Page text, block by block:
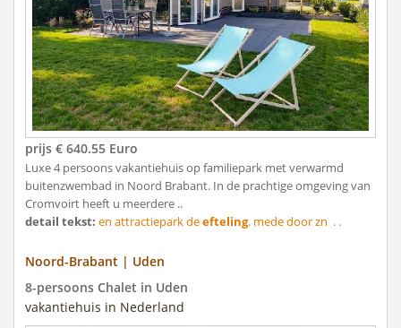
prijs € 640.55 Euro
Luxe 4 persoons vakantiehuis op familiepark met verwarmd
buitenzwembad in Noord Brabant. In de prachtige omgeving van
Cromvoirt heeft u meerdere ..
detail tekst: en attractiepark deefteling. mede door zn . .
Noord-Brabant | Uden
8-persoons Chalet in Uden
vakantiehuis in Nederland